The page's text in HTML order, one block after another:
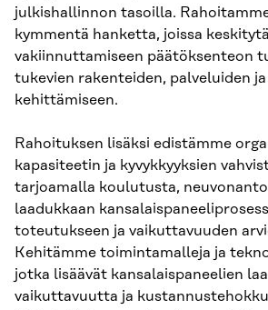
julkishallinnon tasoilla.
kymmentä hanketta, joissa
vakiinnuttamiseen päätöksenteon
tukevien rakenteiden, palveluiden
kehittämiseen.
Rahoituksen lisäksi edistämme
kapasiteetin ja kyvykkyyksien
tarjoamalla koulutusta,
laadukkaan
toteutukseen ja vaikuttavuuden
Kehitämme toimintamalleja ja
jotka lisäävät kansalaispaneelien
vaikuttavuutta ja